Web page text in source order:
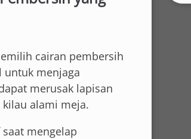
cairan pembersih
untuk menjaga
merusak lapisan
alami meja.
mengelap